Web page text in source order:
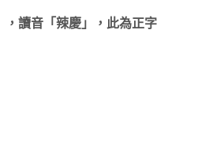
，讀音「辣慶」，此為正字